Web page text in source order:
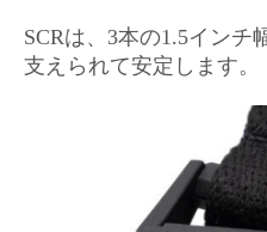
SCRは、3本の1.5イン
支えられて安定します。